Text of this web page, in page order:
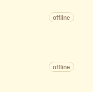
offline
offline